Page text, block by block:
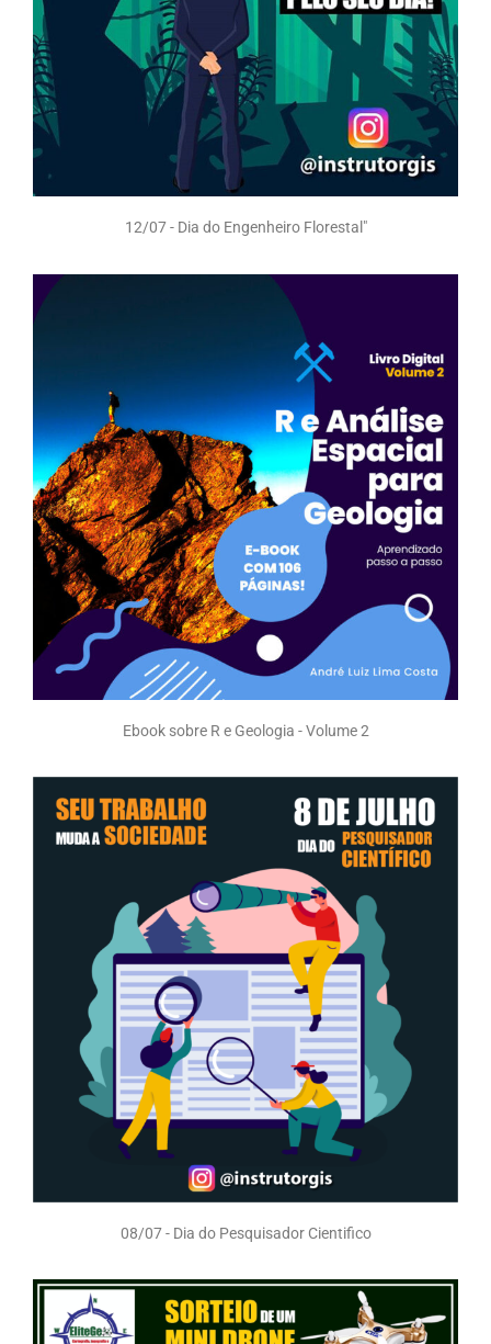
12/07 - Dia do Engenheiro Florestal"
Ebook sobre R e Geologia - Volume 2
08/07 - Dia do Pesquisador Cientifico